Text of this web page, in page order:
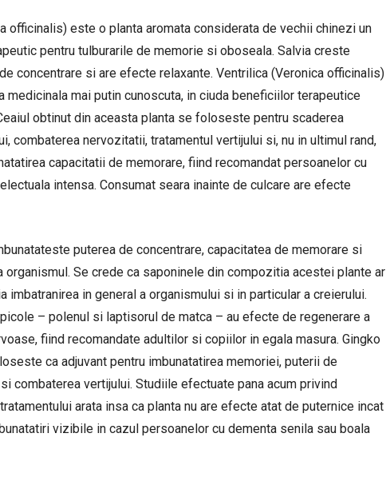
officinalis) este o planta aromata considerata de vechii chinezi un
pentru tulburarile de memorie si oboseala. Salvia creste
concentrare si are efecte relaxante. Ventrilica (Veronica officinalis)
medicinala mai putin cunoscuta, in ciuda beneficiilor terapeutice
obtinut din aceasta planta se foloseste pentru scaderea
combaterea nervozitatii, tratamentul vertijului si, nu in ultimul rand,
capacitatii de memorare, fiind recomandat persoanelor cu
intensa. Consumat seara inainte de culcare are efecte
puterea de concentrare, capacitatea de memorare si
organismul. Se crede ca saponinele din compozitia acestei plante ar
imbatranirea in general a organismului si in particular a creierului.
– polenul si laptisorul de matca – au efecte de regenerare a
fiind recomandate adultilor si copiilor in egala masura. Gingko
ca adjuvant pentru imbunatatirea memoriei, puterii de
combaterea vertijului. Studiile efectuate pana acum privind
arata insa ca planta nu are efecte atat de puternice incat
vizibile in cazul persoanelor cu dementa senila sau boala